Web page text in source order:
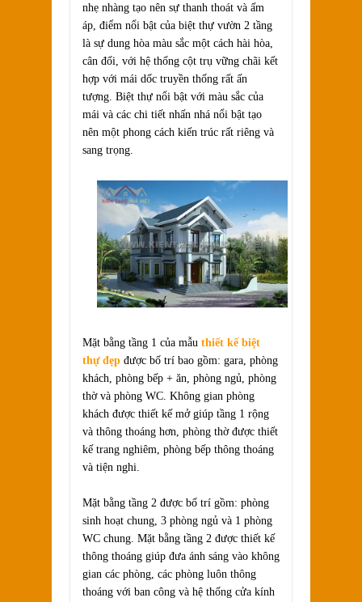
nhẹ nhàng tạo nên sự thanh thoát và ấm
áp, điểm nổi bật của biệt thự vườn 2 tầng
là sự dung hòa màu sắc một cách hài hòa,
cân đối, với hệ thống cột trụ vững chãi kết
hợp với mái dốc truyền thống rất ấn
tượng. Biệt thự nổi bật với màu sắc của
mái và các chi tiết nhấn nhá nổi bật tạo
nên một phong cách kiến trúc rất riêng và
sang trọng.
Mặt bằng tầng 1 của mẫu thiết kế biệt
thự đẹp được bố trí bao gồm: gara, phòng
khách, phòng bếp + ăn, phòng ngủ, phòng
thờ và phòng WC. Không gian phòng
khách được thiết kế mở giúp tầng 1 rộng
và thông thoáng hơn, phòng thờ được thiết
kế trang nghiêm, phòng bếp thông thoáng
và tiện nghi.
Mặt bằng tầng 2 được bố trí gồm: phòng
sinh hoạt chung, 3 phòng ngủ và 1 phòng
WC chung. Mặt bằng tầng 2 được thiết kế
thông thoáng giúp đưa ánh sáng vào không
gian các phòng, các phòng luôn thông
thoáng với ban công và hệ thống cửa kính